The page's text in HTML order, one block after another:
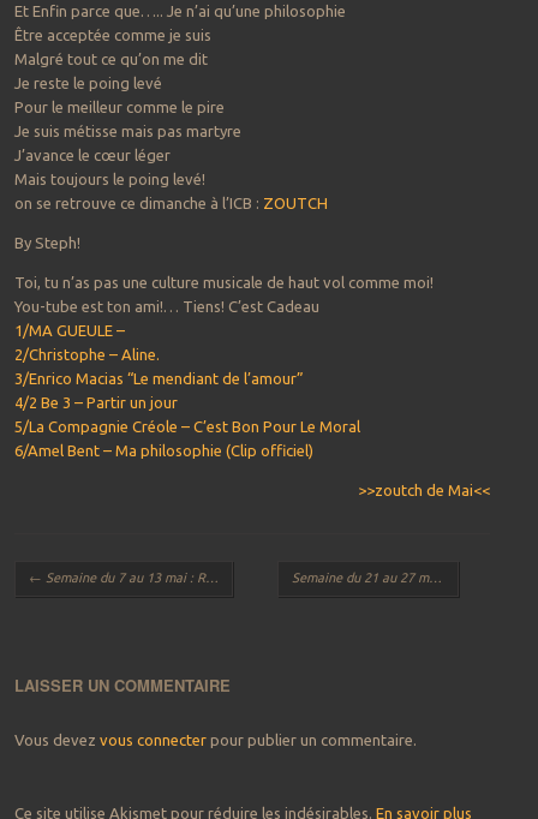
Et Enfin parce que….. Je n’ai qu’une philosophie
Être acceptée comme je suis
Malgré tout ce qu’on me dit
Je reste le poing levé
Pour le meilleur comme le pire
Je suis métisse mais pas martyre
J’avance le cœur léger
Mais toujours le poing levé!
on se retrouve ce dimanche à l’ICB : ZOUTCH
By Steph!
Toi, tu n’as pas une culture musicale de haut vol comme moi!
You-tube est ton ami!… Tiens! C’est Cadeau
1/MA GUEULE –
2/Christophe – Aline.
3/Enrico Macias “Le mendiant de l’amour”
4/2 Be 3 – Partir un jour
5/La Compagnie Créole – C’est Bon Pour Le Moral
6/Amel Bent – Ma philosophie (Clip officiel)
>>zoutch de Mai<<
Navigation des articles
← Semaine du 7 au 13 mai : Rappelons des choses ! Semaine du 21 au 27 mai : C’est la fête !
LAISSER UN COMMENTAIRE
Vous devez vous connecterpour publier un commentaire.
Ce site utilise Akismet pour réduire les indésirables. En savoir plus